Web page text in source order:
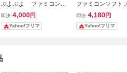
ぷよぷよ ファミコン
ソフトのみ
即決 4,000円
Yahoo!フリマ
ファミコンソフト
よ
即決 4,180円
Yahoo!フリマ